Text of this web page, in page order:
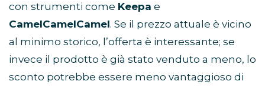
con strumenti come Keepa e
CamelCamelCamel. Se il prezzo attuale è vicino
al minimo storico, l’offerta è interessante; se
invece il prodotto è già stato venduto a meno, lo
sconto potrebbe essere meno vantaggioso di